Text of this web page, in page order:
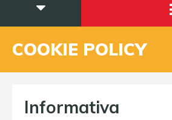
COOKIE POLICY
Informativa